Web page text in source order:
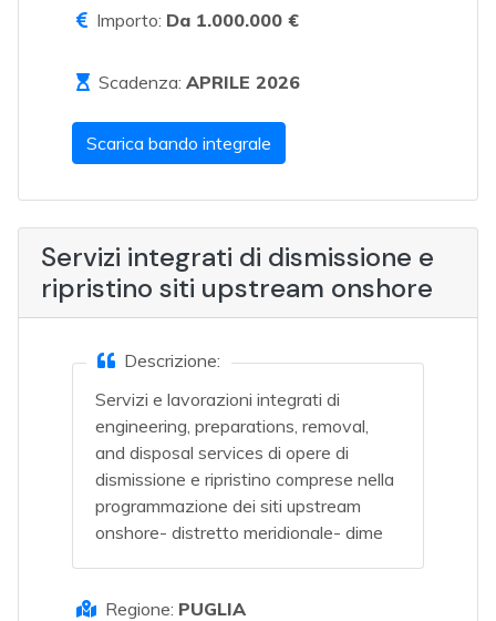
Importo: Da 1.000.000 €
Scadenza: APRILE 2026
Scarica bando integrale
Servizi integrati di dismissione e
ripristino siti upstream onshore
Descrizione:
Servizi e lavorazioni integrati di
engineering, preparations, removal,
and disposal services di opere di
dismissione e ripristino comprese nella
programmazione dei siti upstream
onshore- distretto meridionale- dime
Regione: PUGLIA